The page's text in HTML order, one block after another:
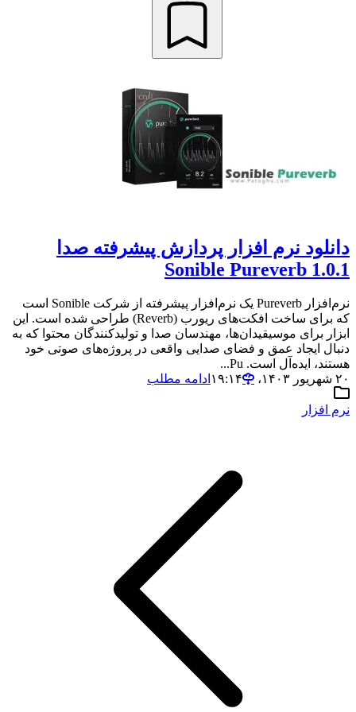
دانلود نرم افزار پردازش پیشرفته صدا
Sonible Pureverb 1.0.1
نرم‌افزار Pureverb یک نرم‌افزار پیشرفته از شرکت Sonible است
که برای ساخت افکت‌های ریورب (Reverb) طراحی شده است. این
ابزار برای موسیقیدان‌ها، مهندسان صدا و تولیدکنندگان محتوا که به
دنبال ایجاد عمق و فضای صدایی واقعی در پروژه‌های صوتی خود
هستند، ایده‌آل است. Pu...
۲۰ شهریور ۱۴۰۳،‏ ۱۹:۱۴
ادامه مطلب
نرم افزار